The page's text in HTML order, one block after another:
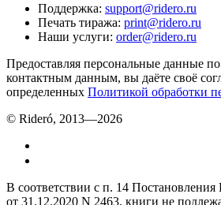
Поддержка: support@ridero.ru
Печать тиража: print@ridero.ru
Наши услуги: order@ridero.ru
Предоставляя персональные данные
контактным данным, вы даёте своё
определенных Политикой обработки
© Rideró, 2013—2026
В соответствии с п. 14
от 31.12.2020 N 2463, книги не